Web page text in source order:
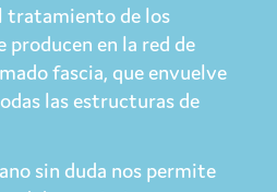
tratamiento de los
producen en la red de
fascia, que envuelve
las estructuras de
sin duda nos permite